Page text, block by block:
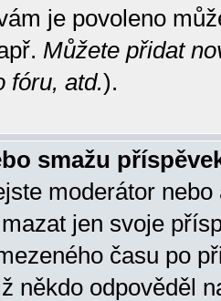
je povoleno
Můžete přidat
fóru, atd.).
smažu
moderátor
jen svoje
času po
někdo odpověděl